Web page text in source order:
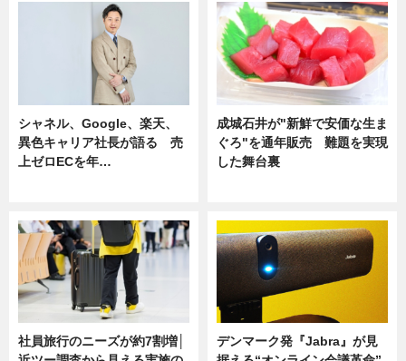
シャネル、Google、楽天、
異色キャリア社長が語る 売
上ゼロECを年…
成城石井が"新鮮で安価な生ま
ぐろ"を通年販売 難題を実現
した舞台裏
社員旅行のニーズが約7割増│
デンマーク発『Jabra』が見